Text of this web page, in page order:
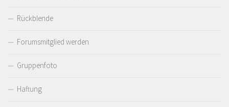
Rückblende
Forumsmitglied werden
Gruppenfoto
Haftung